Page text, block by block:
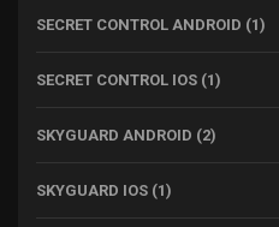
SECRET CONTROL ANDROID (1)
SECRET CONTROL IOS (1)
SKYGUARD ANDROID (2)
SKYGUARD IOS (1)